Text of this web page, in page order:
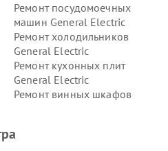
Ремонт посудомоечных
машин General Electric
Ремонт холодильников
General Electric
Ремонт кухонных плит
General Electric
Ремонт винных шкафов
General Electric